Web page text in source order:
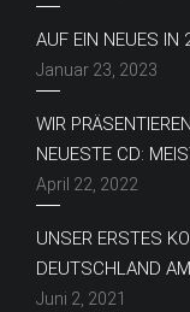
AUF EIN NEUES IN
Januar 23, 2023
WIR
EUESTE CD:
April 22, 2022
UNSER ERSTES
DEUTSCHLAND
Juni 2, 2021